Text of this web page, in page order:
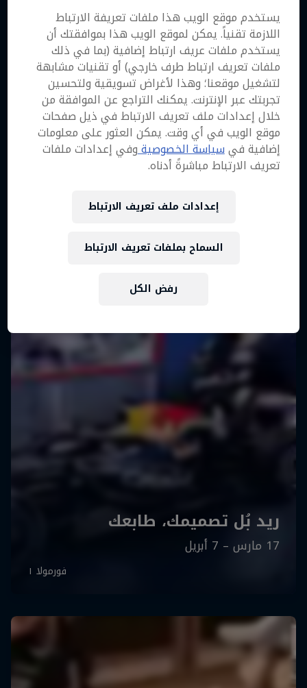
يستخدم موقع الويب هذا ملفات تعريفة الارتباط
اللازمة تقنياً. يمكن لموقع الويب هذا بموافقتك أن
يستخدم ملفات عريف ارتباط إضافية (بما في ذلك
ملفات تعريف ارتباط طرف خارجي) أو تقنيات مشابهة
لتشغيل موقعنا؛ وهذا لأغراض تسويقية ولتحسين
تجربتك عبر الإنترنت. يمكنك التراجع عن الموافقة من
خلال إعدادات ملف تعريف الارتباط في ذيل صفحات
موقع الويب في أي وقت. يمكن العثور على معلومات
إضافية فيسياسة الخصوصيةوفي إعدادات ملفات
تعريف الارتباط مباشرةً أدناه.
إعدادات ملف تعريف الارتباط
رفض الكل
السماح بملفات تعريف الارتباط